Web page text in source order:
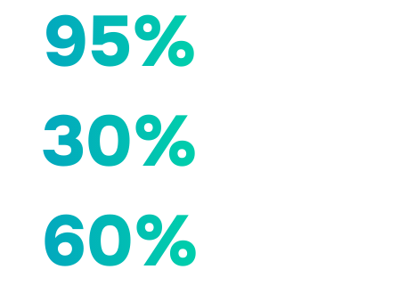
95%
30%
60%